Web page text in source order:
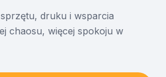
druku i wsparcia
chaosu, więcej spokoju w